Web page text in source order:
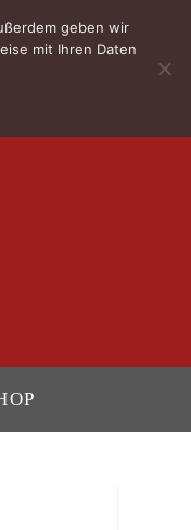
geben wir
mit Ihren Daten